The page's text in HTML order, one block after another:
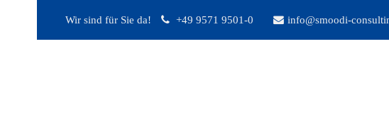
Login
Wir sind für Sie da! +49 9571 9501-0 info@smoodi-